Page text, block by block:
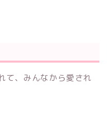
て、みんなから愛され